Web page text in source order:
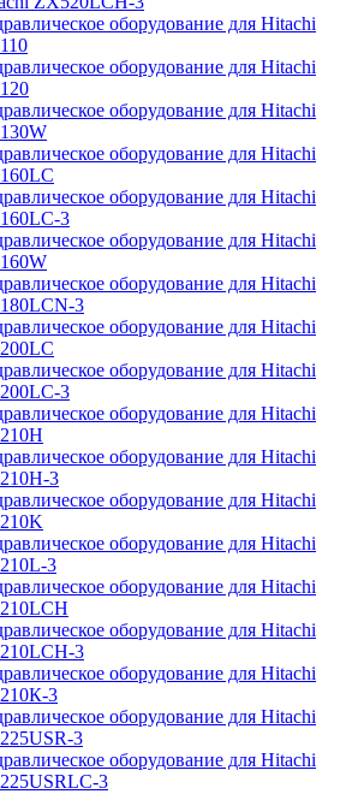
оборудование для Hitachi
оборудование для Hitachi
оборудование для Hitachi
оборудование для Hitachi
оборудование для Hitachi
3
оборудование для Hitachi
оборудование для Hitachi
3
оборудование для Hitachi
оборудование для Hitachi
3
оборудование для Hitachi
оборудование для Hitachi
3
оборудование для Hitachi
оборудование для Hitachi
3
оборудование для Hitachi
оборудование для Hitachi
3
оборудование для Hitachi
3
оборудование для Hitachi
3
оборудование для Hitachi
3